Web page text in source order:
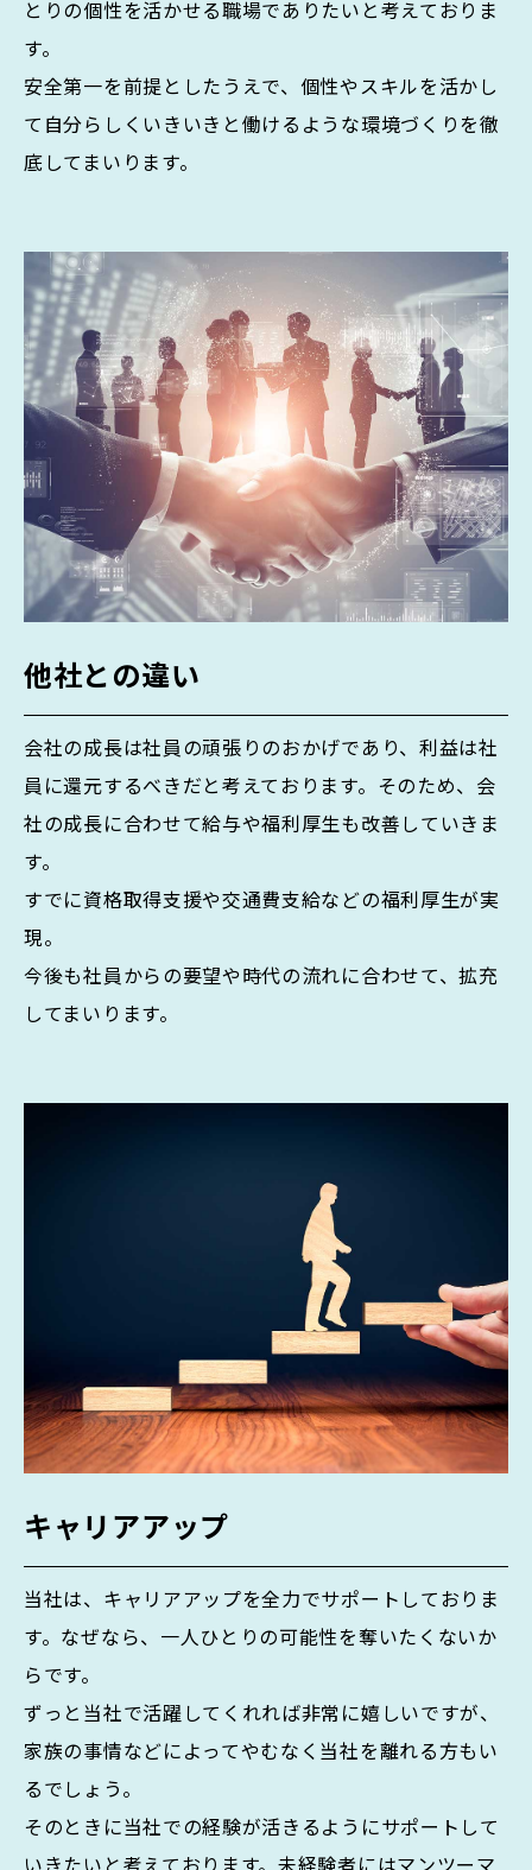
とりの個性を活かせる職場でありたいと考えておりま
す。
安全第一を前提としたうえで、個性やスキルを活かし
て自分らしくいきいきと働けるような環境づくりを徹
底してまいります。
他社との違い
会社の成長は社員の頑張りのおかげであり、利益は社
員に還元するべきだと考えております。そのため、会
社の成長に合わせて給与や福利厚生も改善していきま
す。
すでに資格取得支援や交通費支給などの福利厚生が実
現。
今後も社員からの要望や時代の流れに合わせて、拡充
してまいります。
キャリアアップ
当社は、キャリアアップを全力でサポートしておりま
す。なぜなら、一人ひとりの可能性を奪いたくないか
らです。
ずっと当社で活躍してくれれば非常に嬉しいですが、
家族の事情などによってやむなく当社を離れる方もい
るでしょう。
そのときに当社での経験が活きるようにサポートして